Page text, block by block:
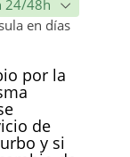
24/48h
en días
por la
de
y si